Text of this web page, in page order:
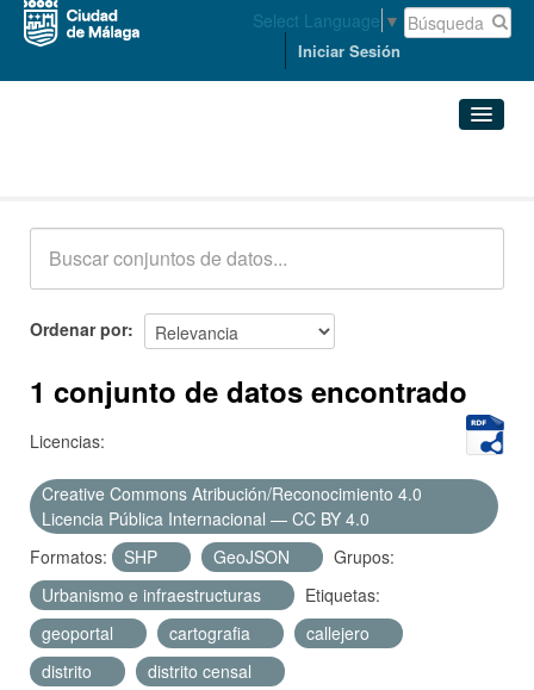
Select Language ▼
Iniciar Sesión
Acerca de
Ordenar por
1 conjunto de datos encontrado
Licencias:
Creative Commons Atribución/Reconocimiento 4.0
Licencia Pública Internacional — CC BY 4.0
Formatos:
SHP GeoJSON
Grupos:
Urbanismo e infraestructuras
Etiquetas:
geoportal
cartografia
callejero
distrito
distrito censal